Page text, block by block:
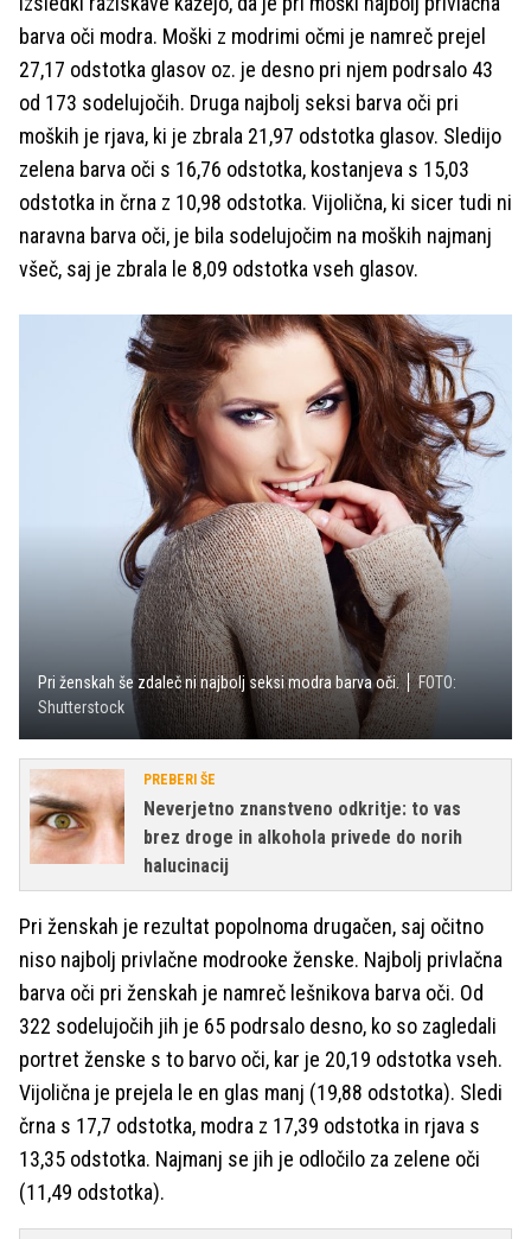
barva oči modra. Moški z modrimi očmi je namreč prejel
27,17 odstotka glasov oz. je desno pri njem podrsalo 43
od 173 sodelujočih. Druga najbolj seksi barva oči pri
moških je rjava, ki je zbrala 21,97 odstotka glasov. Sledijo
zelena barva oči s 16,76 odstotka, kostanjeva s 15,03
odstotka in črna z 10,98 odstotka. Vijolična, ki sicer tudi ni
naravna barva oči, je bila sodelujočim na moških najmanj
všeč, saj je zbrala le 8,09 odstotka vseh glasov.
Pri ženskah še zdaleč ni najbolj seksi modra barva oči.
FOTO:
Shutterstock
PREBERI ŠE
Neverjetno znanstveno odkritje: to vas
brez droge in alkohola privede do norih
halucinacij
Pri ženskah je rezultat popolnoma drugačen, saj očitno
niso najbolj privlačne modrooke ženske. Najbolj privlačna
barva oči pri ženskah je namreč lešnikova barva oči. Od
322 sodelujočih jih je 65 podrsalo desno, ko so zagledali
portret ženske s to barvo oči, kar je 20,19 odstotka vseh.
Vijolična je prejela le en glas manj (19,88 odstotka). Sledi
črna s 17,7 odstotka, modra z 17,39 odstotka in rjava s
13,35 odstotka. Najmanj se jih je odločilo za zelene oči
(11,49 odstotka).